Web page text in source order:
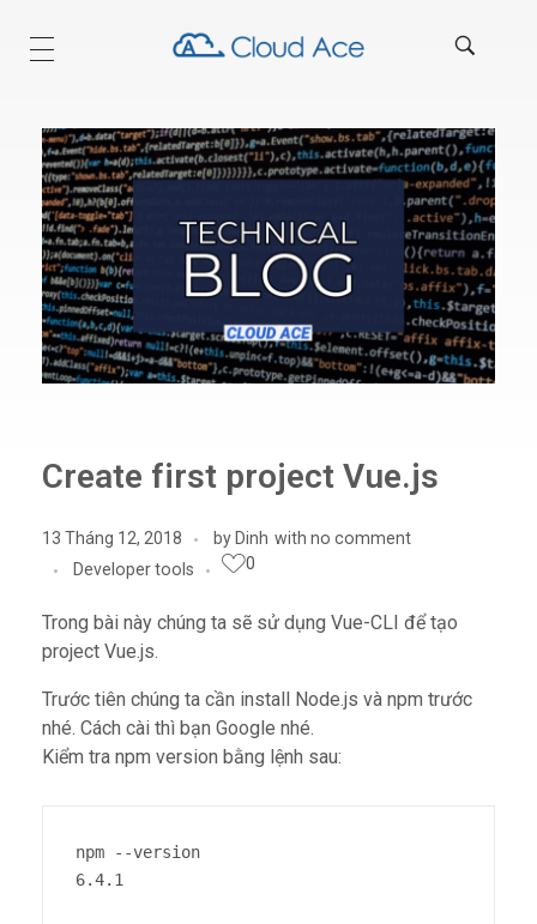
Create first project Vue.js
13 Tháng 12, 2018 by Dinh with no comment
Developer tools
0
Trong bài này chúng ta sẽ sử dụng Vue-CLI để tạo
project Vue.js.
Trước tiên chúng ta cần install Node.js và npm trước
nhé. Cách cài thì bạn Google nhé.
Kiểm tra npm version bằng lệnh sau:
npm --version
6.4.1